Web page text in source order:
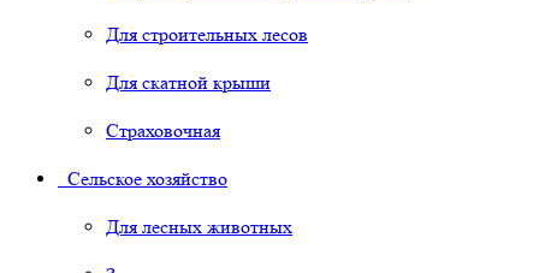
Для строительных лесов
Для скатной крыши
Страховочная
Сельское хозяйство
Для лесных животных